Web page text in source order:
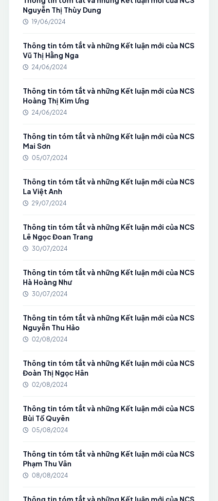
Nguyễn Thị Thùy Dung
19/06/2024
Thông tin tóm tắt và những Kết luận mới của NCS
Vũ Thị Hằng Nga
24/06/2024
Thông tin tóm tắt và những Kết luận mới của NCS
Hoàng Thị Kim Ưng
24/06/2024
Thông tin tóm tắt và những Kết luận mới của NCS
Mai Sơn
05/07/2024
Thông tin tóm tắt và những Kết luận mới của NCS
La Việt Anh
29/07/2024
Thông tin tóm tắt và những Kết luận mới của NCS
Lê Ngọc Đoan Trang
30/07/2024
Thông tin tóm tắt và những Kết luận mới của NCS
Hà Hoàng Như
30/07/2024
Thông tin tóm tắt và những Kết luận mới của NCS
Nguyễn Thu Hảo
02/08/2024
Thông tin tóm tắt và những Kết luận mới của NCS
Đoàn Thị Ngọc Hân
02/08/2024
Thông tin tóm tắt và những Kết luận mới của NCS
Bùi Tố Quyên
05/08/2024
Thông tin tóm tắt và những Kết luận mới của NCS
Phạm Thu Vân
08/08/2024
Thông tin tóm tắt và những Kết luận mới của NCS